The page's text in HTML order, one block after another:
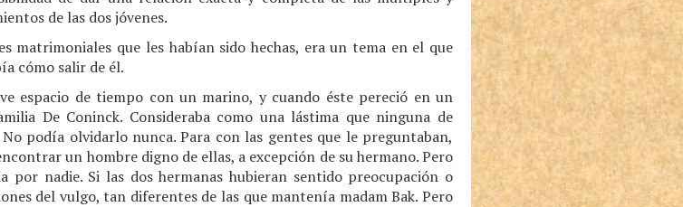
de las dos jóvenes.
matrimoniales que les habían sido hechas, era un tema en el que
cómo salir de él.
espacio de tiempo con un marino, y cuando éste pereció en un
De Coninck. Consideraba como una lástima que ninguna de
podía olvidarlo nunca. Para con las gentes que le preguntaban,
un hombre digno de ellas, a excepción de su hermano. Pero
nadie. Si las dos hermanas hubieran sentido preocupación o
del vulgo, tan diferentes de las que mantenía madam Bak. Pero